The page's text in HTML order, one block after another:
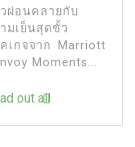
ผ่อนคลายกับ
มเย็นสุดขั้ว
เกจจาก Marriott
Moments...
out all